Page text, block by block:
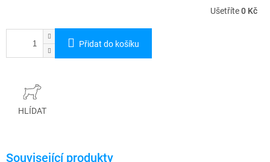
Ušetříte0 Kč
Přidat do košíku
HLÍDAT